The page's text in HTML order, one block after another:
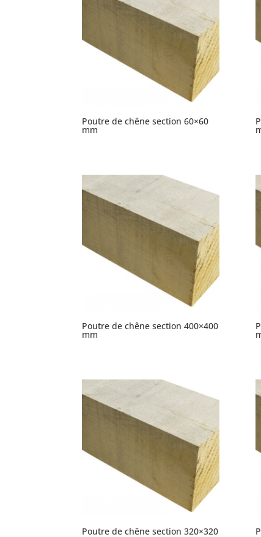
Poutre de chêne section 60×60
mm
Poutre de chêne section 400×400
mm
Poutre de chêne section 320×320